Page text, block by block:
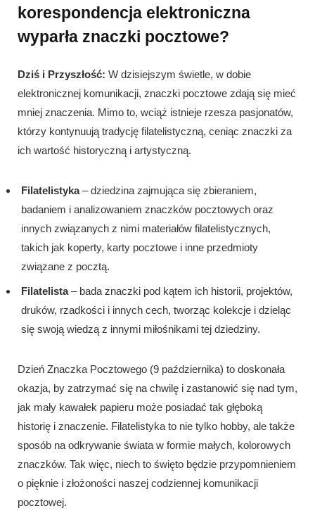
korespondencja elektroniczna
wyparła znaczki pocztowe?
Dziś i Przyszłość: W dzisiejszym świetle, w dobie
elektronicznej komunikacji, znaczki pocztowe zdają się mieć
mniej znaczenia. Mimo to, wciąż istnieje rzesza pasjonatów,
którzy kontynuują tradycję filatelistyczną, ceniąc znaczki za
ich wartość historyczną i artystyczną.
Filatelistyka– dziedzina zajmująca się zbieraniem,
badaniem i analizowaniem znaczków pocztowych oraz
innych związanych z nimi materiałów filatelistycznych,
takich jak koperty, karty pocztowe i inne przedmioty
związane z pocztą.
Filatelista– bada znaczki pod kątem ich historii, projektów,
druków, rzadkości i innych cech, tworząc kolekcje i dzieląc
się swoją wiedzą z innymi miłośnikami tej dziedziny.
Dzień Znaczka Pocztowego (9 października) to doskonała
okazja, by zatrzymać się na chwilę i zastanowić się nad tym,
jak mały kawałek papieru może posiadać tak głęboką
historię i znaczenie. Filatelistyka to nie tylko hobby, ale także
sposób na odkrywanie świata w formie małych, kolorowych
znaczków. Tak więc, niech to święto będzie przypomnieniem
o pięknie i złożoności naszej codziennej komunikacji
pocztowej.